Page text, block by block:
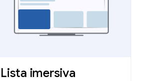
Lista imersiva